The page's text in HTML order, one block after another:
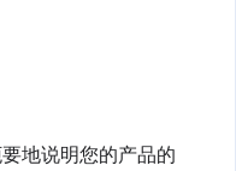
地说明您的产品的